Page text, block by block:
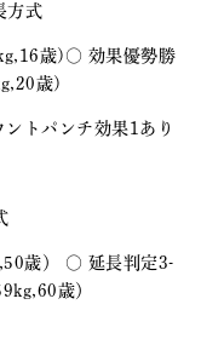
方式
歳)〇 効果優勢勝
歳)
トパンチ効果1あり
歳） 〇 延長判定3-
歳）